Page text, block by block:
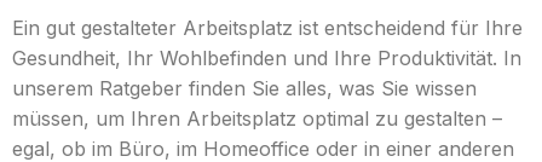
Ein gut gestalteter Arbeitsplatz ist entscheidend für Ihre
Gesundheit, Ihr Wohlbefinden und Ihre Produktivität. In
unserem Ratgeber finden Sie alles, was Sie wissen
müssen, um Ihren Arbeitsplatz optimal zu gestalten –
egal, ob im Büro, im Homeoffice oder in einer anderen